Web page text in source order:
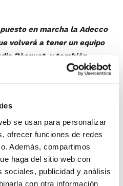
se usan para personalizar
ofrecer funciones de redes
Además, compartimos
haga del sitio web con
sociales, publicidad y análisis
con otra información
en marcha la Adecco
volverá a tener un equipo
Bàsquet, y también
formados en la
tiene en sus filas. A
se encuentran jugadores
,Juan Miguel Catalá,Fabio
Segovia .
jugadores de la